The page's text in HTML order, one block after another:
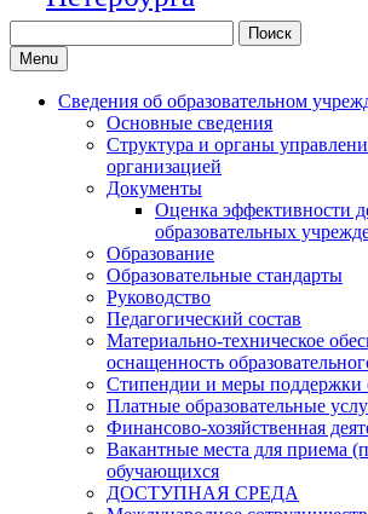
for:Menu
Сведения об образовательном
Основные сведения
Структура и органы
организацией
Документы
Оценка эффективности
образовательных
Образование
Образовательные стандарты
Руководство
Педагогический состав
Материально-техническое
оснащенность
Стипендии и меры поддержки
Платные образовательные
Финансово-хозяйственная
Вакантные места для приема
обучающихся
ДОСТУПНАЯ СРЕДА